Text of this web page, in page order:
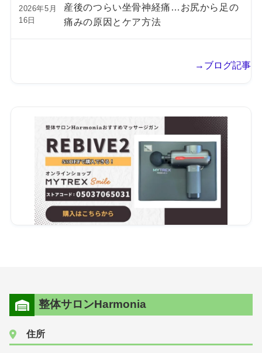
2026年5月
16日
産後のつらい坐骨神経痛…お尻から足の
痛みの原因とケア方法
→ブログ記事
整体サロンHarmonia
住所